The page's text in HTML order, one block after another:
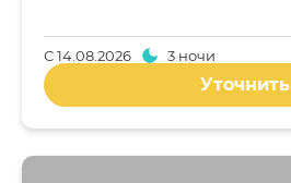
С14.08.2026 3 ночи
Уточнить